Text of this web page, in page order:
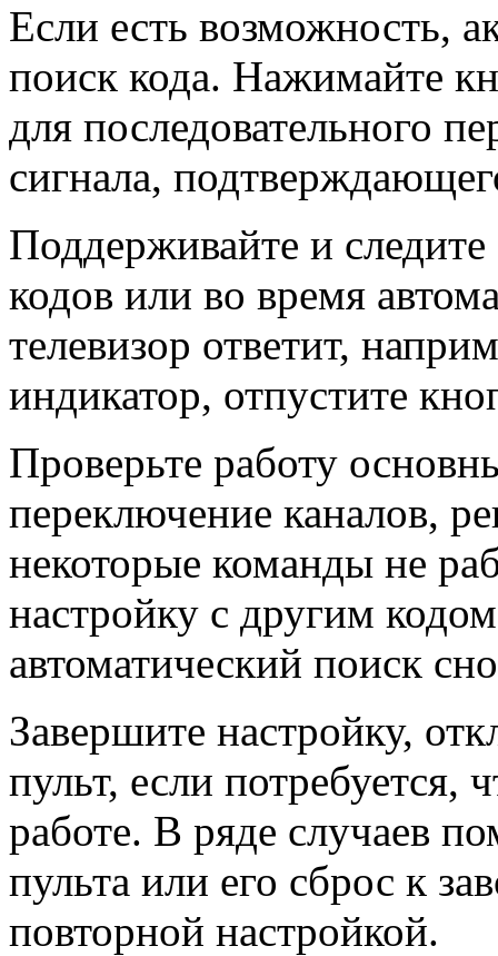
Если есть возможность,
поиск кода. Нажимайте
для последовательного
сигнала,
Поддерживайте и
кодов или во время
телевизор ответит,
индикатор, отпустите
Проверьте работу
переключение каналов,
некоторые команды не
настройку с другим
автоматический поиск
Завершите настройку,
пульт, если потребуется,
работе. В ряде случаев
пульта или его сброс к
повторной настройкой.